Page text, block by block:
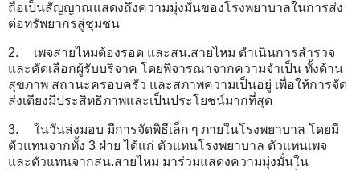
ถือเป็นสัญญาณแสดงถึงความมุ่งมั่นของโรงพยาบาลในการส่ง
ต่อทรัพยากรสู่ชุมชน
2.
เพจสายไหมต้องรอด และสน.สายไหม ดำเนินการสำรวจ
และคัดเลือกผู้รับบริจาค โดยพิจารณาจากความจำเป็น ทั้งด้าน
สุขภาพ สถานะครอบครัว และสภาพความเป็นอยู่ เพื่อให้การจัด
ส่งเตียงมีประสิทธิภาพและเป็นประโยชน์มากที่สุด
3.
ในวันส่งมอบ มีการจัดพิธีเล็ก ๆ ภายในโรงพยาบาล โดยมี
ตัวแทนจากทั้ง 3 ฝ่าย ได้แก่ ตัวแทนโรงพยาบาล ตัวแทนเพจ
และตัวแทนจากสน.สายไหม มาร่วมแสดงความมุ่งมั่นใน